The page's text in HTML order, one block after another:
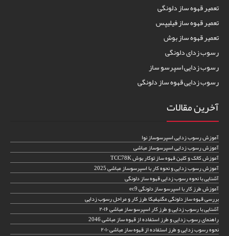
تعمیر قهوه ساز دلونگی
تعمیر قهوه ساز فیلیپس
تعمیر قهوه ساز بوش
رسوب زدای دلونگی
رسوب زدایی اسپرسو ساز
رسوب زدایی قهوه ساز دلونگی
آخرین مقالات
آموزش رسوب زدایی اسپرسوساز نوا
آموزش رسوب زدایی اسپرسوساز مباشی
آموزش کالک و کلین قهوه ساز توکار بوش TCC78K
آموزش رسوب زدایی و نحوه کار با اسپرسوساز مباشی 2025
آشنایی با نحوه رسوب زدایی قهوه ساز دلونگی
آموزش طرز کار با اسپرسو ساز دلونگی ec9
بررسی قهوه ساز دلونگی مگنیفیکا طرز کار و مراحل رسوب زدایی
آشنایی با رسوب زدایی و طرز کار اسپرسو ساز مباشی ۲۰۱۶
راهنمای رسوب زدایی و طرز استفاده از قهوه ساز مباشی 2046
نحوه رسوب زدایی و طرز استفاده از قهوه ساز مباشی ۲۰۱۰